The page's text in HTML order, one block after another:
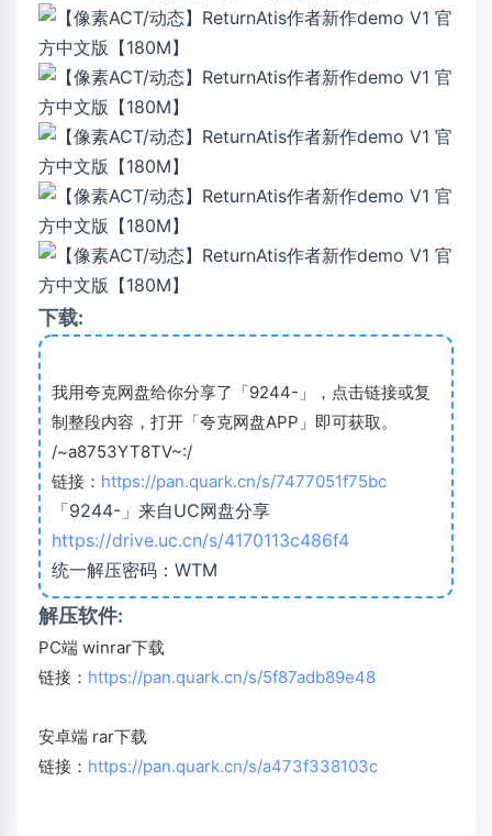
下载:
我用夸克网盘给你分享了「9244-」，点击链接或复
制整段内容，打开「夸克网盘APP」即可获取。
/~a8753YT8TV~:/
链接： https://pan.quark.cn/s/7477051f75bc
「9244-」来自UC网盘分享
https://drive.uc.cn/s/4170113c486f4
统一解压密码：WTM
解压软件:
PC端 winrar下载
链接： https://pan.quark.cn/s/5f87adb89e48
安卓端 rar下载
链接： https://pan.quark.cn/s/a473f338103c